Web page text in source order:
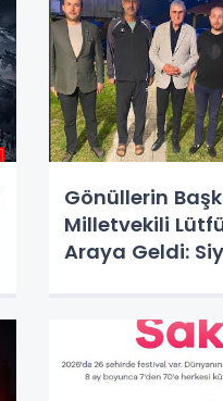
Gönüllerin
Milletvekili
Araya Geldi: